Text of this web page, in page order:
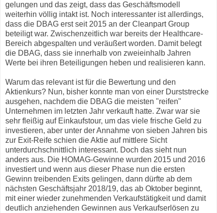
gelungen und das zeigt, dass das Geschäftsmodell
weiterhin völlig intakt ist. Noch interessanter ist allerdings,
dass die DBAG erst seit 2015 an der Cleanpart Group
beteiligt war. Zwischenzeitlich war bereits der Healthcare-
Bereich abgespalten und veräußert worden. Damit belegt
die DBAG, dass sie innerhalb von zweieinhalb Jahren
Werte bei ihren Beteiligungen heben und realisieren kann.
Warum das relevant ist für die Bewertung und den
Aktienkurs? Nun, bisher konnte man von einer Durststrecke
ausgehen, nachdem die DBAG die meisten "reifen"
Unternehmen im letzten Jahr verkauft hatte. Zwar war sie
sehr fleißig auf Einkaufstour, um das viele frische Geld zu
investieren, aber unter der Annahme von sieben Jahren bis
zur Exit-Reife schien die Aktie auf mittlere Sicht
unterdurchschnittlich interessant. Doch das sieht nun
anders aus. Die HOMAG-Gewinne wurden 2015 und 2016
investiert und wenn aus dieser Phase nun die ersten
Gewinn treibenden Exits gelingen, dann dürfte ab dem
nächsten Geschäftsjahr 2018/19, das ab Oktober beginnt,
mit einer wieder zunehmenden Verkaufstätigkeit und damit
deutlich anziehenden Gewinnen aus Verkaufserlösen zu